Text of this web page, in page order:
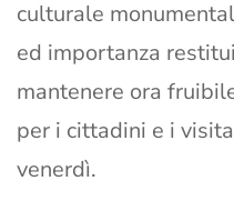
culturale
ed importanza
mantenere ora
per i cittadini e i
venerdì.